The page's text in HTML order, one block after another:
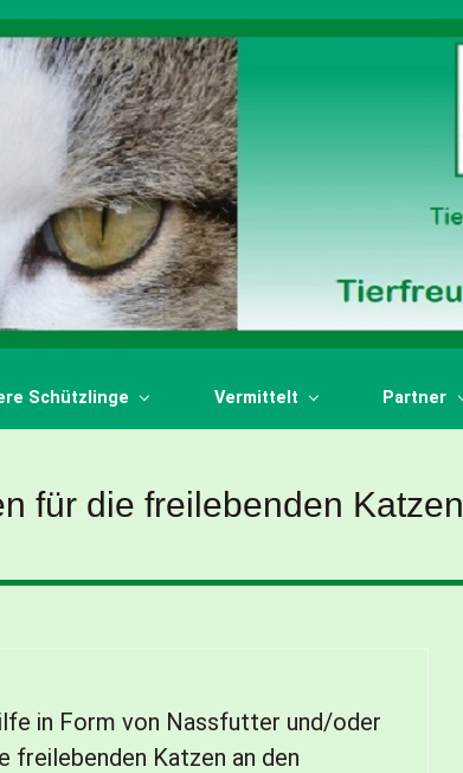
Schützlinge Vermittelt Partner
für die freilebenden Katzen
in Form von Nassfutter und/oder
Katzen an den